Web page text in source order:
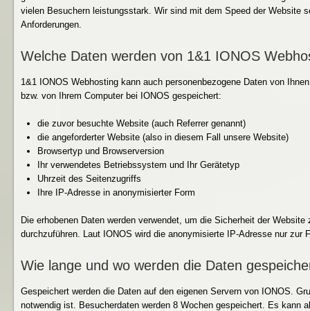
vielen Besuchern leistungsstark. Wir sind mit dem Speed der Website
Anforderungen.
Welche Daten werden von 1&1 IONOS
1&1 IONOS Webhosting kann auch personenbezogene Daten von
bzw. von Ihrem Computer bei IONOS gespeichert:
die zuvor besuchte Website (auch Referrer genannt)
die angeforderter Website (also in diesem Fall unsere Website)
Browsertyp und Browserversion
Ihr verwendetes Betriebssystem und Ihr Gerätetyp
Uhrzeit des Seitenzugriffs
Ihre IP-Adresse in anonymisierter Form
Die erhobenen Daten werden verwendet, um die Sicherheit der
durchzuführen. Laut IONOS wird die anonymisierte IP-Adresse nur
Wie lange und wo werden die Daten
Gespeichert werden die Daten auf den eigenen Servern von IONOS.
notwendig ist. Besucherdaten werden 8 Wochen gespeichert. Es kann